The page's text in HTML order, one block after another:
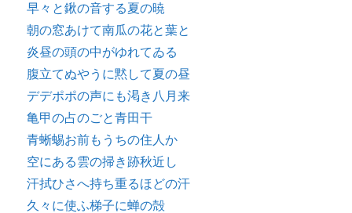
早々と鍬の音する夏の暁
朝の窓あけて南瓜の花と葉と
炎昼の頭の中がゆれてゐる
腹立てぬやうに黙して夏の昼
デデポポの声にも渇き八月来
亀甲の占のごと青田干
青蜥蜴お前もうちの住人か
空にある雲の掃き跡秋近し
汗拭ひさへ持ち重るほどの汗
久々に使ふ梯子に蝉の殻